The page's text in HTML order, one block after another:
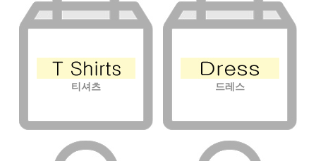
티셔츠 드레스